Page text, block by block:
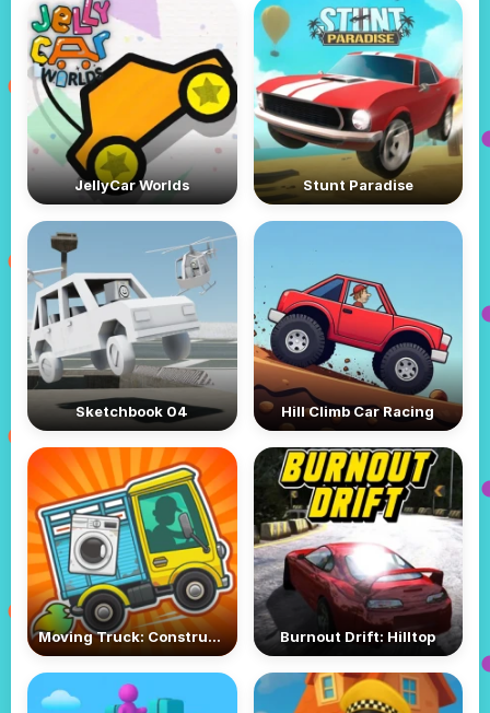
JellyCar Worlds Stunt Paradise
Sketchbook 04 Hill Climb Car Racing
Moving Truck: Construction Burnout Drift: Hilltop